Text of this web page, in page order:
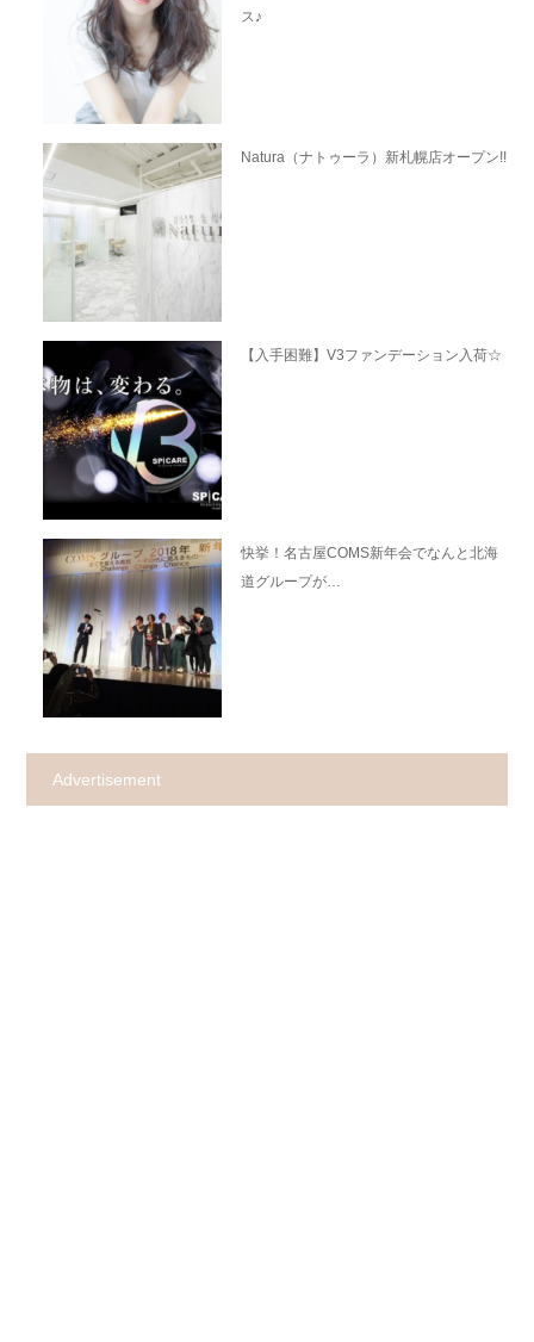
ス♪
Natura（ナトゥーラ）新札幌店オープン!!
【入手困難】V3ファンデーション入荷☆
快挙！名古屋COMS新年会でなんと北海
道グループが…
Advertisement